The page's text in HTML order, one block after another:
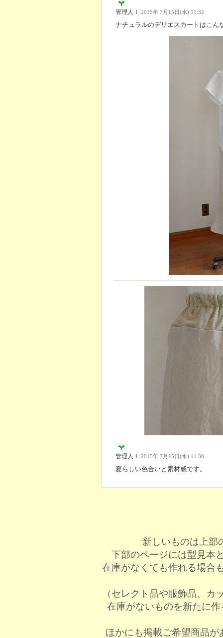
管理人Ｉ 2015年 7月15日(水) 11:32
ナチュラルのデリエスカートはこん
管理人Ｉ 2015年 7月15日(水) 11:38
夏らしい色合いと素材感です。
新しいものは上部
下部のページには型見本
在庫がなくても作れる場合
（セレクト品や服飾品、
在庫がないものを新たに
ほかにも掲載ご希望商品が